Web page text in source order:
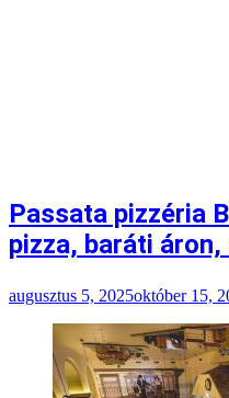
Passata pizzéria
pizza, baráti áron,
augusztus 5, 2025október 15,